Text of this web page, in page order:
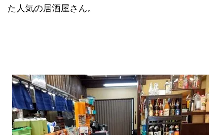
た人気の居酒屋さん。